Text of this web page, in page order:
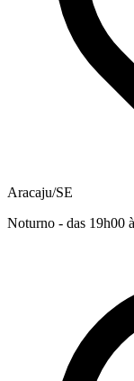
Aracaju/SE
Noturno - das 19h00